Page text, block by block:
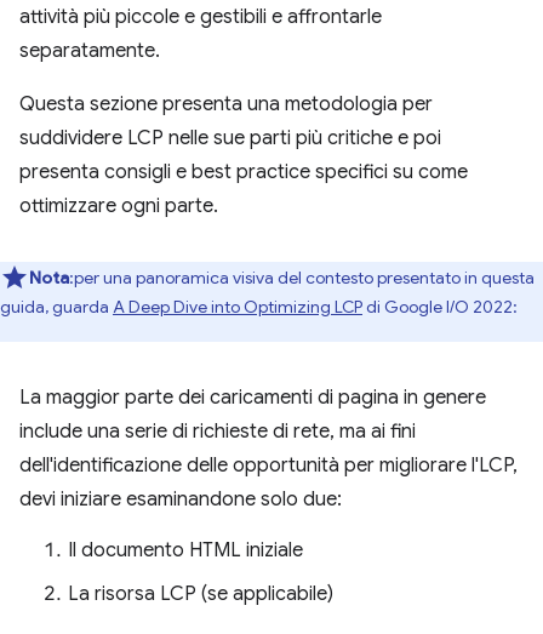
attività più piccole e gestibili e affrontarle
separatamente.
Questa sezione presenta una metodologia per
suddividere LCP nelle sue parti più critiche e poi
presenta consigli e best practice specifici su come
ottimizzare ogni parte.
Nota:per una panoramica visiva del contesto presentato in questa
guida, guarda A Deep Dive into Optimizing LCPdi Google I/O 2022:
La maggior parte dei caricamenti di pagina in genere
include una serie di richieste di rete, ma ai fini
dell'identificazione delle opportunità per migliorare l'LCP,
devi iniziare esaminandone solo due:
Il documento HTML iniziale
La risorsa LCP (se applicabile)